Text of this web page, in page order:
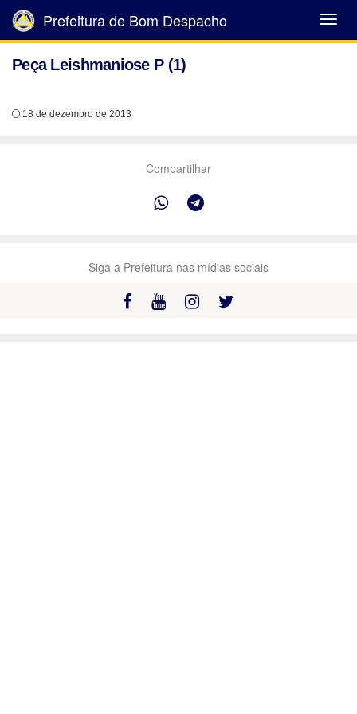
Abrir
Menu
Prefeitura de Bom Despacho
Peça Leishmaniose P (1)
18 de dezembro de 2013
Compartilhar
Siga a Prefeitura nas mídias sociais